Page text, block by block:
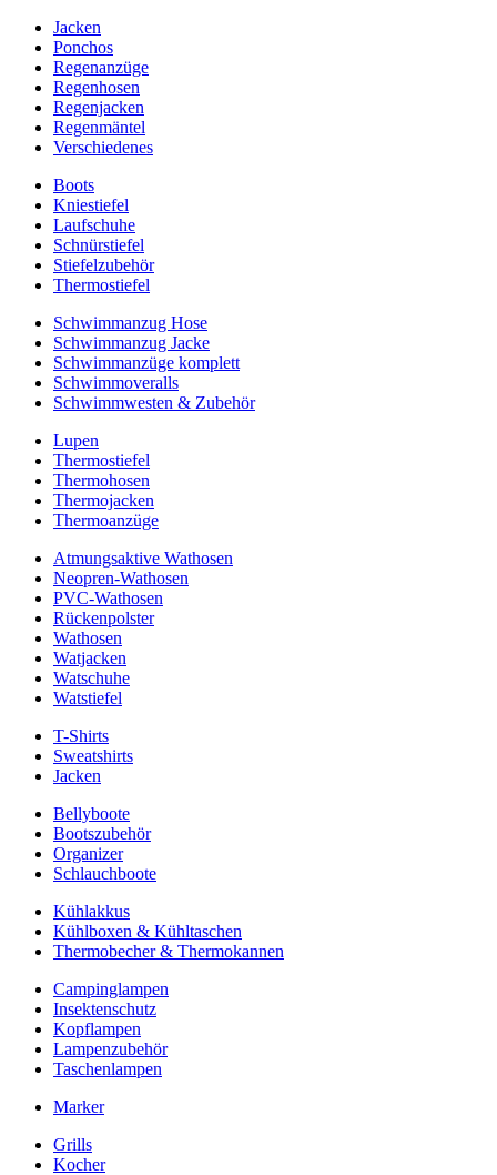
Jacken
Ponchos
Regenanzüge
Regenhosen
Regenjacken
Regenmäntel
Verschiedenes
Boots
Kniestiefel
Laufschuhe
Schnürstiefel
Stiefelzubehör
Thermostiefel
Schwimmanzug Hose
Schwimmanzug Jacke
Schwimmanzüge komplett
Schwimmoveralls
Schwimmwesten & Zubehör
Lupen
Thermostiefel
Thermohosen
Thermojacken
Thermoanzüge
Atmungsaktive Wathosen
Neopren-Wathosen
PVC-Wathosen
Rückenpolster
Wathosen
Watjacken
Watschuhe
Watstiefel
T-Shirts
Sweatshirts
Jacken
Bellyboote
Bootszubehör
Organizer
Schlauchboote
Kühlakkus
Kühlboxen & Kühltaschen
Thermobecher & Thermokannen
Campinglampen
Insektenschutz
Kopflampen
Lampenzubehör
Taschenlampen
Marker
Grills
Kocher